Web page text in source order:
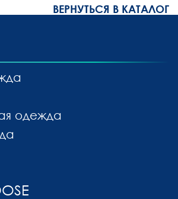
ВЕРНУТЬСЯ В КАТАЛОГ
одежда